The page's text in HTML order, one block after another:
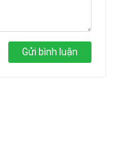
Gửi bình luận